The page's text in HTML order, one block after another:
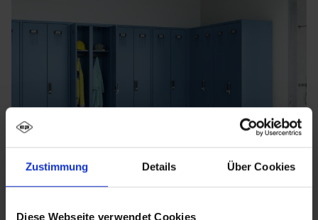
Zustimmung Details Über Cookies
Diese Webseite verwendet Cookies